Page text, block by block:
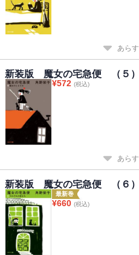
あら
新装版 魔女の宅急便 （５）
¥572 (税込)
あら
新装版 魔女の宅急便 （６）
最新巻
¥660 (税込)